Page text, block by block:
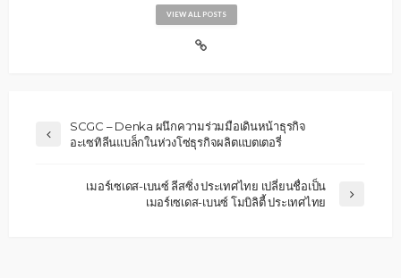
VIEW ALL POSTS
SCGC – Denka ผนึกความร่วมมือเดินหน้าธุรกิจ
อะเซทิลีนแบล็กในห่วงโซ่ธุรกิจผลิตแบตเตอรี่
เมอร์เซเดส-เบนซ์ ลีสซิ่ง ประเทศไทย เปลี่ยนชื่อเป็น
เมอร์เซเดส-เบนซ์ โมบิลิตี้ ประเทศไทย